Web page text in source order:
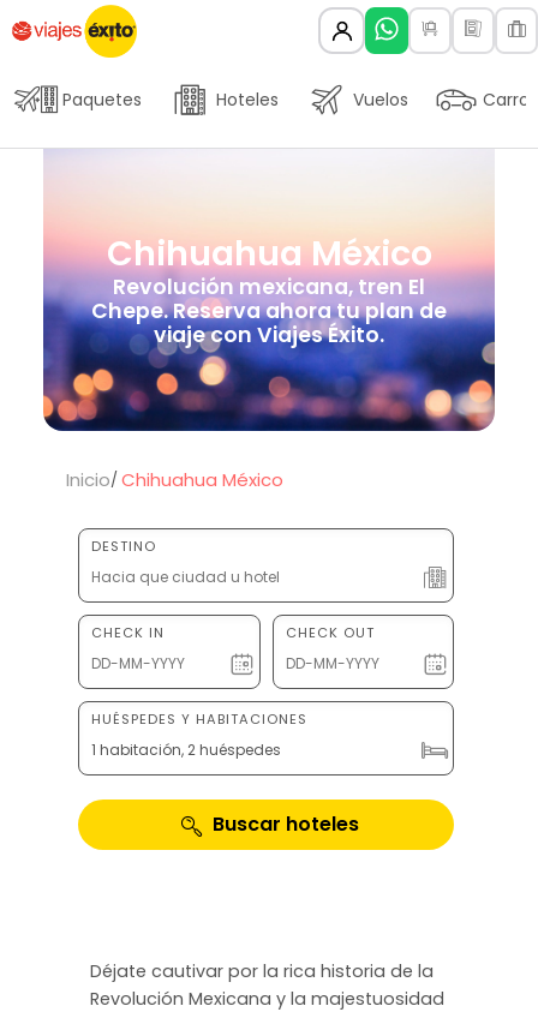
Paquetes Hoteles Vuelos Carros
Chihuahua México
Revolución mexicana, tren El
Chepe. Reserva ahora tu plan de
viaje con Viajes Éxito.
Inicio Chihuahua México
DESTINO
CHECK IN CHECK OUT
HUÉSPEDES Y HABITACIONES
1 habitación, 2 huéspedes
Buscar hoteles
Déjate cautivar por la rica historia de la
Revolución Mexicana y la majestuosidad